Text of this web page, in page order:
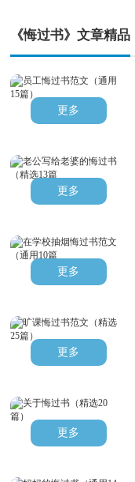
《悔过书》文章精品
更多
更多
更多
更多
更多